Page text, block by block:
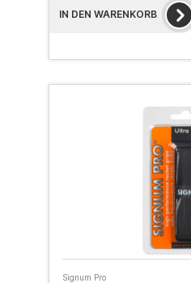
IN DEN WARENKORB
Signum Pro